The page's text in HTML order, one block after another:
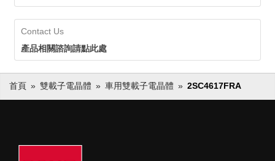
Contact Us
產品相關諮詢請點此處
首頁 雙載子電晶體 車用雙載子電晶體 2SC4617FRA